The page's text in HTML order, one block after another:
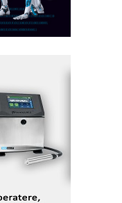
metrologije
PANEL-OM
prototipova
za